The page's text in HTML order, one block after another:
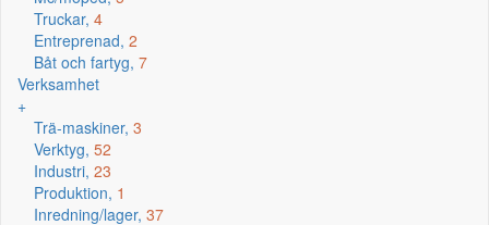
Truckar, 4
Entreprenad, 2
Båt och fartyg, 7
Verksamhet
+
Trä-maskiner, 3
Verktyg, 52
Industri, 23
Produktion, 1
Inredning/lager, 37